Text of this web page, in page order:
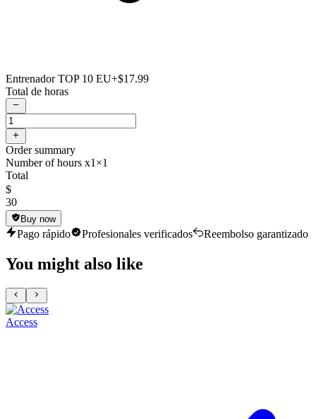
Entrenador TOP 10 EU+$17.99
Total de horas
Order summary
Number of hours x1×1
Total
$
30
Buy now
Pago rápido Profesionales verificados Reembolso garantizado
You might also like
Access